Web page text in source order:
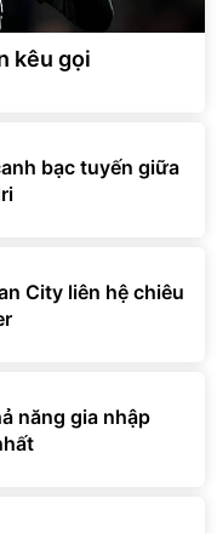
kêu gọi
bạc tuyến giữa
City liên hệ chiêu
năng gia nhập